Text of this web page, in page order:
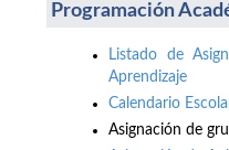
Programación
Listado de
Aprendizaje
Calendario
Asignación de